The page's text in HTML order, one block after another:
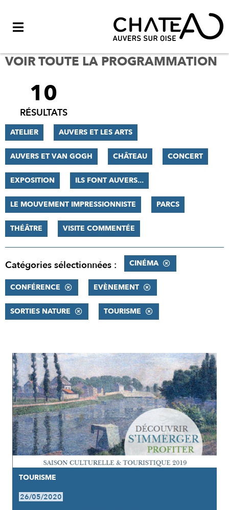
VOIR TOUTE LA PROGRAMMATION
FILTRER
RÉSULTATS
10
RÉSULTATS
ATELIER AUVERS ET LES ARTS
AUVERS ET VAN GOGH CHÂTEAU CONCERT
EXPOSITION ILS FONT AUVERS...
LE MOUVEMENT IMPRESSIONNISTE PARCS
THÉÂTRE VISITE COMMENTÉE
Catégories sélectionnées : CINÉMA
CONFÉRENCE EVÈNEMENT
SORTIES NATURE TOURISME
RÉSULTATS
TOURISME
26/05/2020